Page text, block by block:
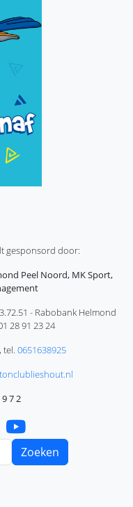
gesponsord door:
Peel Noord, MK Sport,
- Rabobank Helmond
28 91 23 24
tel. 0651638925
7 2